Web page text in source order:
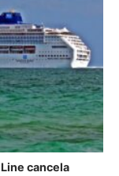
cancela